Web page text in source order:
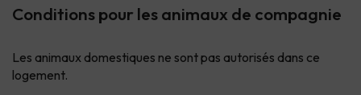
Conditions pour les animaux de compagnie
Les animaux domestiques ne sont pas autorisés dans ce
logement.